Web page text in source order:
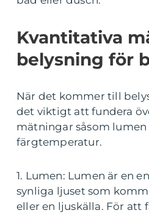
Kvantitativa
belysning för
När det kommer till
det viktigt att fundera
mätningar såsom lumen
färgtemperatur.
1. Lumen: Lumen är en
synliga ljuset som
eller en ljuskälla. För att